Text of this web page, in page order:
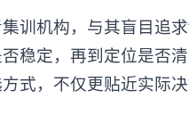
训机构，与其盲目追
稳定，再到定位是否
式，不仅更贴近实际